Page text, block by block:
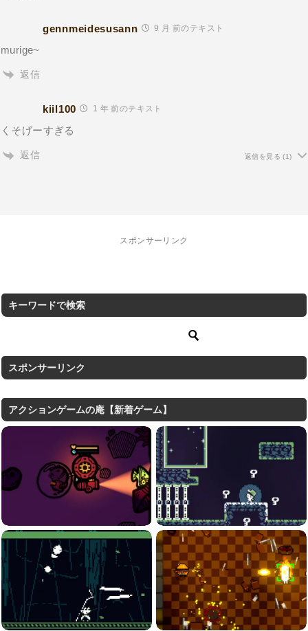
gennmeidesusann 9 月 前のテキスト
murige~
返信
kiil100 1 年 前のテキスト
くそげーすぎる
返信 返信を見る (1)
スポンサーリンク
キーワードで検索
スポンサーリンク
アクションゲームの庵【新着ゲーム】